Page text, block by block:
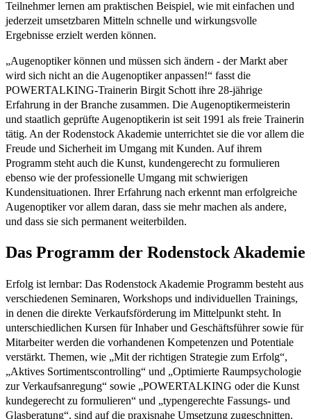
Teilnehmer lernen am praktischen Beispiel, wie mit einfachen und
jederzeit umsetzbaren Mitteln schnelle und wirkungsvolle
Ergebnisse erzielt werden können.
„Augenoptiker können und müssen sich ändern - der Markt aber
wird sich nicht an die Augenoptiker anpassen!“ fasst die
POWERTALKING-Trainerin Birgit Schott ihre 28-jährige
Erfahrung in der Branche zusammen. Die Augenoptikermeisterin
und staatlich geprüfte Augenoptikerin ist seit 1991 als freie Trainerin
tätig. An der Rodenstock Akademie unterrichtet sie die vor allem die
Freude und Sicherheit im Umgang mit Kunden. Auf ihrem
Programm steht auch die Kunst, kundengerecht zu formulieren
ebenso wie der professionelle Umgang mit schwierigen
Kundensituationen. Ihrer Erfahrung nach erkennt man erfolgreiche
Augenoptiker vor allem daran, dass sie mehr machen als andere,
und dass sie sich permanent weiterbilden.
Das Programm der Rodenstock Akademie
Erfolg ist lernbar: Das Rodenstock Akademie Programm besteht aus
verschiedenen Seminaren, Workshops und individuellen Trainings,
in denen die direkte Verkaufsförderung im Mittelpunkt steht. In
unterschiedlichen Kursen für Inhaber und Geschäftsführer sowie für
Mitarbeiter werden die vorhandenen Kompetenzen und Potentiale
verstärkt. Themen, wie „Mit der richtigen Strategie zum Erfolg“,
„Aktives Sortimentscontrolling“ und „Optimierte Raumpsychologie
zur Verkaufsanregung“ sowie „POWERTALKING oder die Kunst
kundegerecht zu formulieren“ und „typengerechte Fassungs- und
Glasberatung“, sind auf die praxisnahe Umsetzung zugeschnitten.